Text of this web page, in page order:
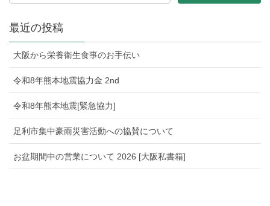
最近の投稿
大阪から栄養衛生食事のお手伝い
令和8年熊本地震協力金 2nd
令和8年熊本地震[緊急協力]
足利市集中豪雨災害活動への協賛について
お盆期間中の営業について 2026 [大阪私書箱]